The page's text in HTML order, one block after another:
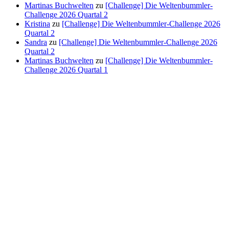
Martinas Buchwelten zu [Challenge] Die Weltenbummler-
Challenge 2026 Quartal 2
Kristina zu [Challenge] Die Weltenbummler-Challenge 2026
Quartal 2
Sandra zu [Challenge] Die Weltenbummler-Challenge 2026
Quartal 2
Martinas Buchwelten zu [Challenge] Die Weltenbummler-
Challenge 2026 Quartal 1